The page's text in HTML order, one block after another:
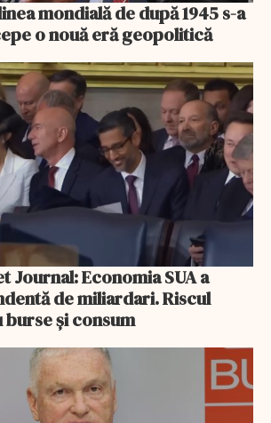
mondială de după 1945 s-a
o nouă eră geopolitică
Journal: Economia SUA a
de miliardari. Riscul
burse și consum